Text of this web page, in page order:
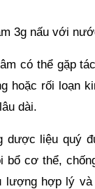
3g nấu với
có thể gặp
hoặc rối loạn
dài.
dược liệu quý
cơ thể,
lượng hợp lý